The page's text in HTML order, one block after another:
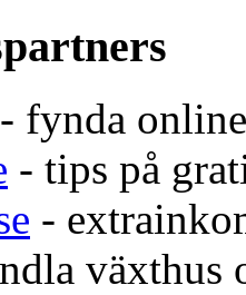
- fynda online
- tips på
-
växthus